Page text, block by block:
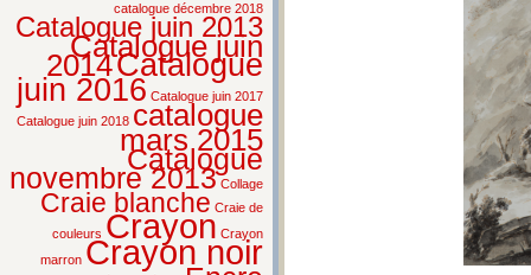
catalogue décembre 2018
Catalogue juin 2013
Catalogue juin
2014Catalogue
juin 2016 Catalogue juin 2017
Catalogue juin 2018 catalogue
mars 2015
Catalogue
novembre 2013 Collage
Craie blanche Craie de
couleurs Crayon Crayon
marron Crayon noir